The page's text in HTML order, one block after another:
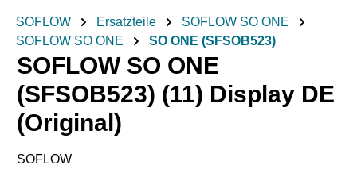
SOFLOW Ersatzteile
SOFLOW SO ONE
SOFLOW SO ONE
SO ONE (SFSOB523)
SOFLOW SO ONE
(SFSOB523) (11) Display DE
(Original)
SOFLOW